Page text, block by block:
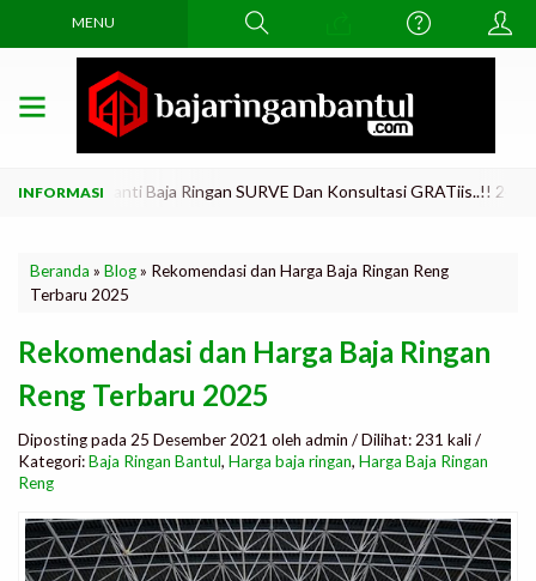
MENU
Di Ganti Baja Ringan SURVE Dan Konsultasi GRATiis..!! 24 JAM
Beranda » Blog» Rekomendasi dan Harga Baja Ringan Reng
Terbaru 2025
Rekomendasi dan Harga Baja Ringan
Reng Terbaru 2025
Diposting pada 25 Desember 2021 oleh admin / Dilihat: 231 kali /
Kategori:Baja Ringan Bantul, Harga baja ringan, Harga Baja Ringan
Reng